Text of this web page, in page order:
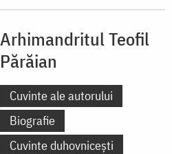
Arhimandritul Teofil
Părăian
Cuvinte ale autorului
Biografie
Cuvinte duhovnicești